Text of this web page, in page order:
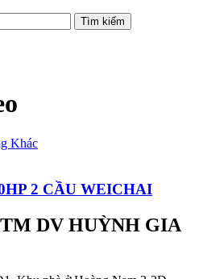
Khác
2 CẦU WEICHAI
DV HUỲNH GIA